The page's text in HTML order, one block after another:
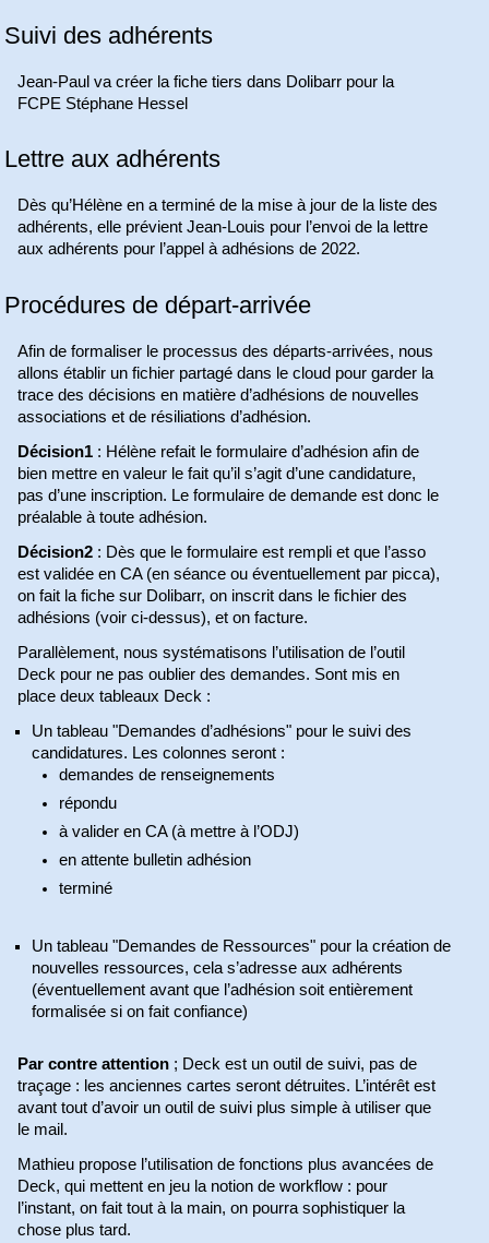
Suivi des adhérents
Jean-Paul va créer la fiche tiers dans Dolibarr pour la
FCPE Stéphane Hessel
Lettre aux adhérents
Dès qu’Hélène en a terminé de la mise à jour de la liste des
adhérents, elle prévient Jean-Louis pour l’envoi de la lettre
aux adhérents pour l’appel à adhésions de 2022.
Procédures de départ-arrivée
Afin de formaliser le processus des départs-arrivées, nous
allons établir un fichier partagé dans le cloud pour garder la
trace des décisions en matière d’adhésions de nouvelles
associations et de résiliations d’adhésion.
Décision1 : Hélène refait le formulaire d’adhésion afin de
bien mettre en valeur le fait qu’il s’agit d’une candidature,
pas d’une inscription. Le formulaire de demande est donc le
préalable à toute adhésion.
Décision2 : Dès que le formulaire est rempli et que l’asso
est validée en CA (en séance ou éventuellement par picca),
on fait la fiche sur Dolibarr, on inscrit dans le fichier des
adhésions (voir ci-dessus), et on facture.
Parallèlement, nous systématisons l’utilisation de l’outil
Deck pour ne pas oublier des demandes. Sont mis en
place deux tableaux Deck :
Un tableau "Demandes d’adhésions" pour le suivi des
candidatures. Les colonnes seront :
demandes de renseignements
répondu
à valider en CA (à mettre à l’ODJ)
en attente bulletin adhésion
terminé
Un tableau "Demandes de Ressources" pour la création de
nouvelles ressources, cela s’adresse aux adhérents
(éventuellement avant que l’adhésion soit entièrement
formalisée si on fait confiance)
Par contre attention ; Deck est un outil de suivi, pas de
traçage : les anciennes cartes seront détruites. L’intérêt est
avant tout d’avoir un outil de suivi plus simple à utiliser que
le mail.
Mathieu propose l’utilisation de fonctions plus avancées de
Deck, qui mettent en jeu la notion de workflow : pour
l’instant, on fait tout à la main, on pourra sophistiquer la
chose plus tard.